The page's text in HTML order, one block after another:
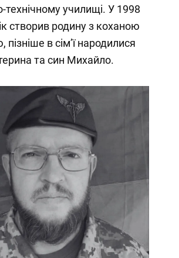
технічному училищі. У 1998
створив родину з коханою
в сім’ї народилися
та син Михайло.